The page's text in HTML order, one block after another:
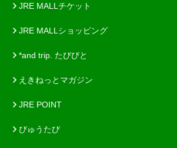
JRE MALLチケット
JRE MALLショッピング
*and trip. たびびと
えきねっとマガジン
JRE POINT
びゅうたび